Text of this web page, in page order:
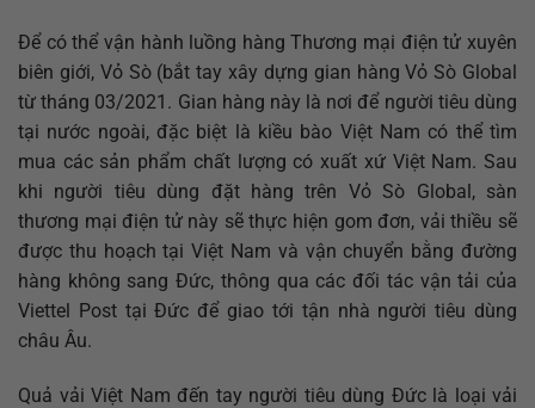
Để có thể vận hành luồng hàng Thương mại điện tử xuyên
biên giới, Vỏ Sò (bắt tay xây dựng gian hàng Vỏ Sò Global
từ tháng 03/2021. Gian hàng này là nơi để người tiêu dùng
tại nước ngoài, đặc biệt là kiều bào Việt Nam có thể tìm
mua các sản phẩm chất lượng có xuất xứ Việt Nam. Sau
khi người tiêu dùng đặt hàng trên Vỏ Sò Global, sàn
thương mại điện tử này sẽ thực hiện gom đơn, vải thiều sẽ
được thu hoạch tại Việt Nam và vận chuyển bằng đường
hàng không sang Đức, thông qua các đối tác vận tải của
Viettel Post tại Đức để giao tới tận nhà người tiêu dùng
châu Âu.
Quả vải Việt Nam đến tay người tiêu dùng Đức là loại vải